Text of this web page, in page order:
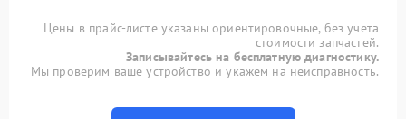
Цены в прайс-листе указаны ориентировочные, без учета
стоимости запчастей.
Записывайтесь на бесплатную диагностику.
Мы проверим ваше устройство и укажем на неисправность.